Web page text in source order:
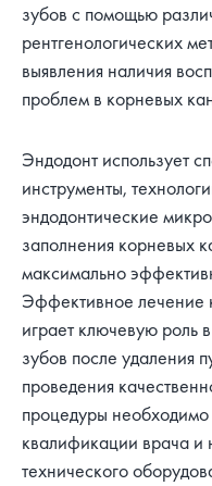
зубов с помощью
рентгенологических
выявления наличия
проблем в корневых
Эндодонт использует
инструменты,
эндодонтические
заполнения корневых
максимально
Эффективное лечение
играет ключевую роль
зубов после удаления
проведения
процедуры
квалификации врача и
технического